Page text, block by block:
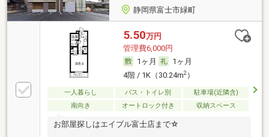
静岡県富士市緑町
5.50万円
管理費6,000円
1ヶ月
1ヶ月
4階 / 1K（30.24m2）
一人暮らし バス・トイレ別
駐車場(近隣含)
南向き
オートロック付き 収納スペース
お部屋探しはエイブル富士店まで☆